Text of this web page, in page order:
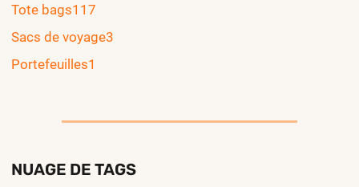
Tote bags117
Sacs de voyage3
Portefeuilles1
NUAGE DE TAGS